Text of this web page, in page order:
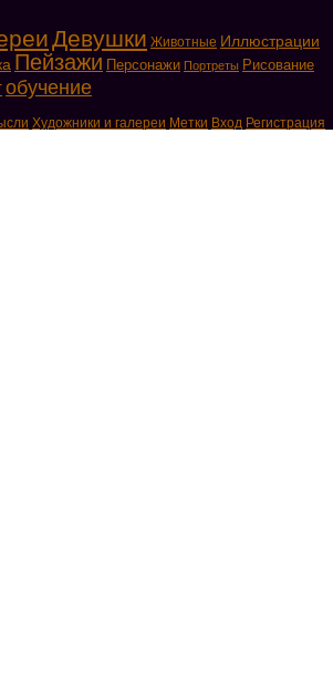
Девушки Животные Иллюстрации
Пейзажи Персонажи Портреты Рисование
обучение
Художники и галереи Метки Вход Регистрация